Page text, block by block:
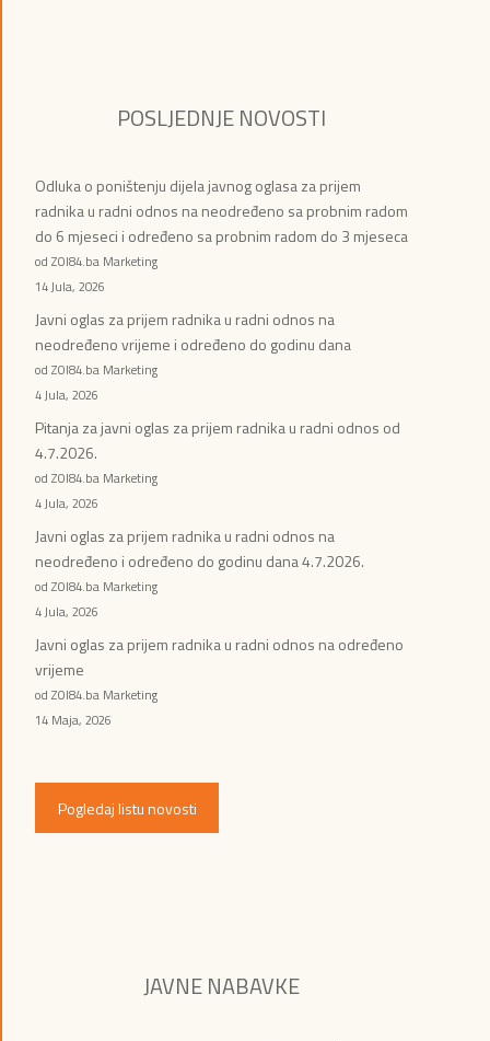
POSLJEDNJE NOVOSTI
Odluka o poništenju dijela javnog oglasa za prijem
radnika u radni odnos na neodređeno sa probnim radom
do 6 mjeseci i određeno sa probnim radom do 3 mjeseca
od ZOI84.ba Marketing
14 Jula, 2026
Javni oglas za prijem radnika u radni odnos na
neodređeno vrijeme i određeno do godinu dana
od ZOI84.ba Marketing
4 Jula, 2026
Pitanja za javni oglas za prijem radnika u radni odnos od
4.7.2026.
od ZOI84.ba Marketing
4 Jula, 2026
Javni oglas za prijem radnika u radni odnos na
neodređeno i određeno do godinu dana 4.7.2026.
od ZOI84.ba Marketing
4 Jula, 2026
Javni oglas za prijem radnika u radni odnos na određeno
vrijeme
od ZOI84.ba Marketing
14 Maja, 2026
Pogledaj listu novosti
JAVNE NABAVKE